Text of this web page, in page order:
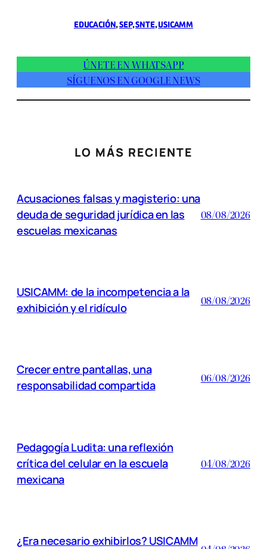
EDUCACIÓN, SEP, SNTE, USICAMM
ÚNETE EN WHATSAPP
SÍGUENOS EN GOOGLE NEWS
LO MÁS RECIENTE
Acusaciones falsas y magisterio: una
deuda de seguridad jurídica en las
escuelas mexicanas
08/08/2026
USICAMM: de la incompetencia a la
exhibición y el ridículo
08/08/2026
Crecer entre pantallas, una
responsabilidad compartida
06/08/2026
Pedagogía Ludita: una reflexión
crítica del celular en la escuela
mexicana
04/08/2026
¿Era necesario exhibirlos? USICAMM